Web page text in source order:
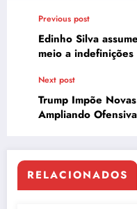
Previous post
Edinho Silva
meio a
Next post
Trump Impõe
Ampliando
RELACIONADOS